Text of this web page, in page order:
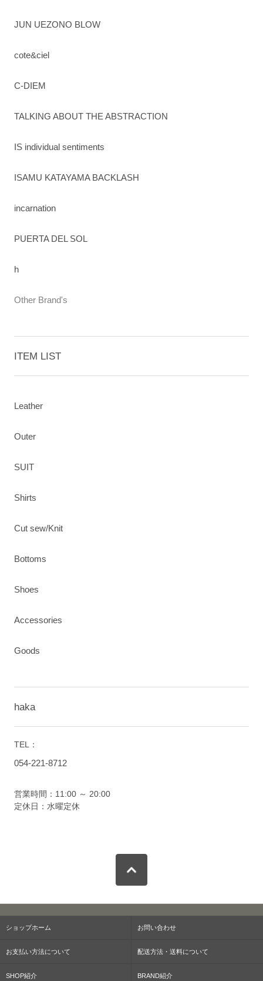
JUN UEZONO BLOW
cote&ciel
C-DIEM
TALKING ABOUT THE ABSTRACTION
IS individual sentiments
ISAMU KATAYAMA BACKLASH
incarnation
PUERTA DEL SOL
h
Other Brand's
ITEM LIST
Leather
Outer
SUIT
Shirts
Cut sew/Knit
Bottoms
Shoes
Accessories
Goods
haka
TEL：
054-221-8712
営業時間：11:00 ～ 20:00
定休日：水曜定休
ショップホーム お問い合わせ
お支払い方法について 配送方法・送料について
SHOP紹介 BRAND紹介